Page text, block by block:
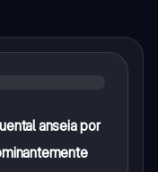
anseia por